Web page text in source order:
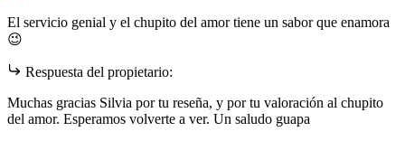
El servicio genial y el chupito del amor tiene un sabor que enamora
😉
Respuesta del propietario:
Muchas gracias Silvia por tu reseña, y por tu valoración al chupito
del amor. Esperamos volverte a ver. Un saludo guapa